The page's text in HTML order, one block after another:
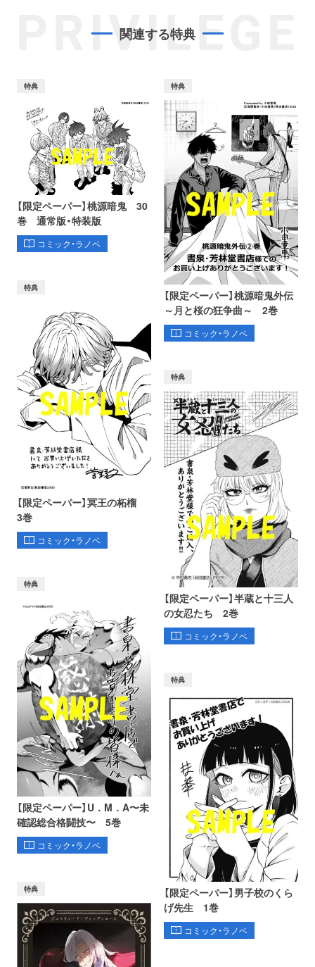
PRIVILEGE
関連する特典
特典
【限定ペーパー】桃源暗鬼 30
巻 通常版・特装版
コミック・ラノベ
特典
【限定ペーパー】桃源暗鬼外伝
～月と桜の狂争曲～ 2巻
コミック・ラノベ
特典
【限定ペーパー】冥王の柘榴
3巻
コミック・ラノベ
特典
【限定ペーパー】半蔵と十三人
の女忍たち 2巻
コミック・ラノベ
特典
【限定ペーパー】U．M．A〜未
確認総合格闘技〜 5巻
コミック・ラノベ
特典
【限定ペーパー】男子校のくら
げ先生 1巻
コミック・ラノベ
特典